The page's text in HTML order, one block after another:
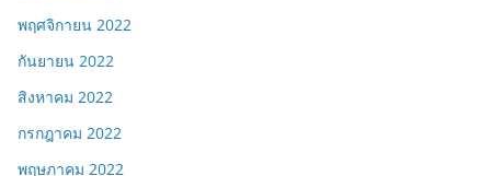
พฤศจิกายน 2022
กันยายน 2022
สิงหาคม 2022
กรกฎาคม 2022
พฤษภาคม 2022